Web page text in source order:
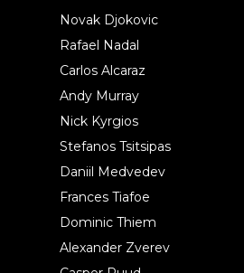
Novak Djokovic
Rafael Nadal
Carlos Alcaraz
Andy Murray
Nick Kyrgios
Stefanos Tsitsipas
Daniil Medvedev
Frances Tiafoe
Dominic Thiem
Alexander Zverev